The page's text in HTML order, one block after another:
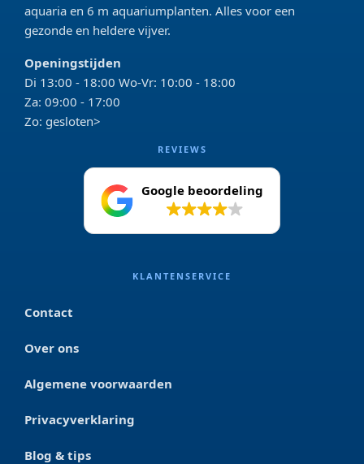
aquaria en 6 m aquariumplanten. Alles voor een
gezonde en heldere vijver.
Openingstijden
Di 13:00 - 18:00 Wo-Vr: 10:00 - 18:00
Za: 09:00 - 17:00
Zo: gesloten>
REVIEWS
Google beoordeling
KLANTENSERVICE
Contact
Over ons
Algemene voorwaarden
Privacyverklaring
Blog & tips